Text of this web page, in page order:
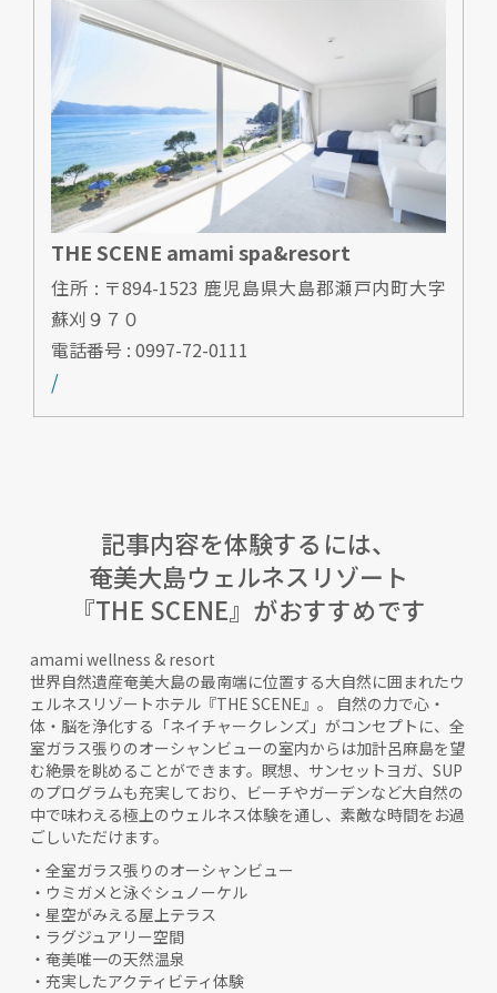
THE SCENE amami spa&resort
住所 : 〒894-1523 鹿児島県大島郡瀬戸内町大字
蘇刈９７０
電話番号 : 0997-72-0111
/
記事内容を体験するには、
奄美大島ウェルネスリゾート
『THE SCENE』がおすすめです
amami wellness & resort
世界自然遺産奄美大島の最南端に位置する大自然に囲まれたウ
ェルネスリゾートホテル『THE SCENE』。 自然の力で心・
体・脳を浄化する「ネイチャークレンズ」がコンセプトに、全
室ガラス張りのオーシャンビューの室内からは加計呂麻島を望
む絶景を眺めることができます。瞑想、サンセットヨガ、SUP
のプログラムも充実しており、ビーチやガーデンなど大自然の
中で味わえる極上のウェルネス体験を通し、素敵な時間をお過
ごしいただけます。
・全室ガラス張りのオーシャンビュー
・ウミガメと泳ぐシュノーケル
・星空がみえる屋上テラス
・ラグジュアリー空間
・奄美唯一の天然温泉
・充実したアクティビティ体験